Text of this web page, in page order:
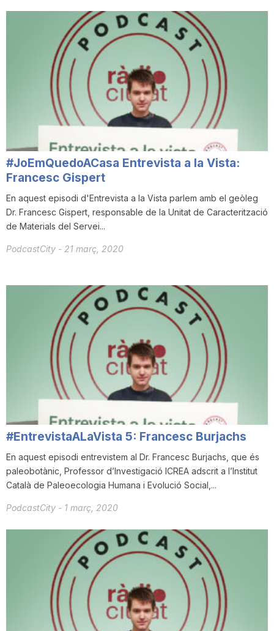
a
r
a
#JoEmQuedoACasa Entrevista a la Vista:
Francesc Gispert
En aquest episodi d'Entrevista a la Vista parlem amb el geòleg
Dr. Francesc Gispert, responsable de la Unitat de Caracterització
de Materials del Servei...
PodcastCity - 21 març, 2020
#EntrevistaALaVista 5: Francesc Burjachs
En aquest episodi entrevistem al Dr. Francesc Burjachs, que és
paleobotànic, Professor d’Investigació ICREA adscrit a l’Institut
Català de Paleoecologia Humana i Evolució Social,...
PodcastCity - 1 març, 2020